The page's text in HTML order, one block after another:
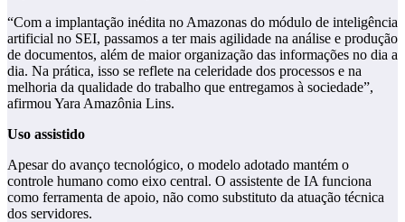
“Com a implantação inédita no Amazonas do módulo de inteligência
artificial no SEI, passamos a ter mais agilidade na análise e produção
de documentos, além de maior organização das informações no dia a
dia. Na prática, isso se reflete na celeridade dos processos e na
melhoria da qualidade do trabalho que entregamos à sociedade”,
afirmou Yara Amazônia Lins.
Uso assistido
Apesar do avanço tecnológico, o modelo adotado mantém o
controle humano como eixo central. O assistente de IA funciona
como ferramenta de apoio, não como substituto da atuação técnica
dos servidores.